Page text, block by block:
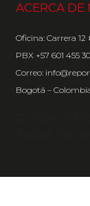
ACERCA DE
Oficina: Carrera
PBX +57 601 455
Correo:
Bogotá –